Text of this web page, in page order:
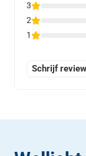
3
2
1
Schrijf review